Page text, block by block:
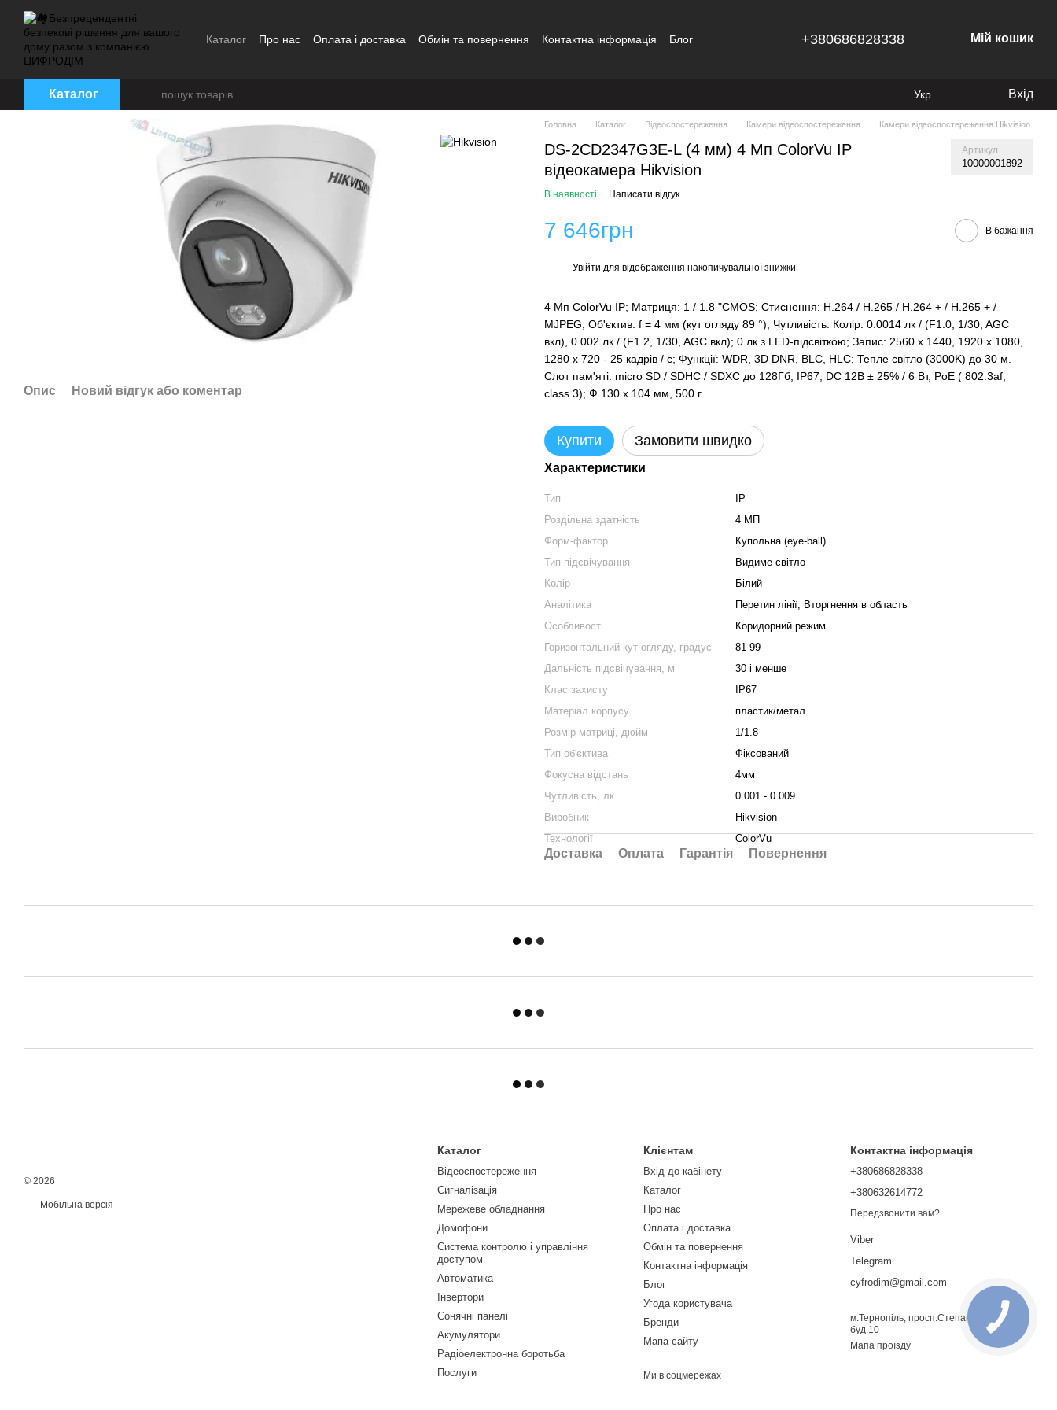
Перейти до основного контенту
Каталог Про нас Оплата і доставка Обмін та повернення Контактна інформація
Блог
+380686828338 Мій кошик
Каталог Укр Вхід
Опис Новий відгук або коментар
Головна Каталог Відеоспостереження Камери відеоспостереження Камери відеоспостереження Hikvision
DS-2CD2347G3E-L (4 мм) 4 Мп ColorVu IP
відеокамера Hikvision
Артикул
10000001892
В наявності Написати відгук
7 646грн В бажання
Увійти для відображення накопичувальної знижки
4 Мп ColorVu IP; Матриця: 1 / 1.8 "CMOS; Стиснення: H.264 / Н.265 / H.264 + / Н.265 + /
MJPEG; Об'єктив: f = 4 мм (кут огляду 89 °); Чутливість: Колір: 0.0014 лк / (F1.0, 1/30, AGC
вкл), 0.002 лк / (F1.2, 1/30, AGC вкл); 0 лк з LED-підсвіткою; Запис: 2560 х 1440, 1920 x 1080,
1280 х 720 - 25 кадрів / с; Функції: WDR, 3D DNR, BLC, HLC; Тепле світло (3000K) до 30 м.
Слот пам'яті: micro SD / SDHC / SDXC до 128Гб; IP67; DC 12В ± 25% / 6 Вт, PoE ( 802.3af,
class 3); Ф 130 х 104 мм, 500 г
Купити Замовити швидко
Характеристики
Тип
IP
Роздільна здатність
4 МП
Форм-фактор
Купольна (eye-ball)
Тип підсвічування
Видиме світло
Колір
Білий
Аналітика
Перетин лінії, Вторгнення в область
Особливості
Коридорний режим
Горизонтальний кут огляду, градус
81-99
Дальність підсвічування, м
30 і менше
Клас захисту
IP67
Матеріал корпусу
пластик/метал
Розмір матриці, дюйм
1/1.8
Тип об'єктива
Фіксований
Фокусна відстань
4мм
Чутливість, лк
0.001 - 0.009
Виробник
Hikvision
Технології
ColorVu
Доставка Оплата Гарантія Повернення
© 2026
Мобільна версія
Каталог
Відеоспостереження
Сигналізація
Мережеве обладнання
Домофони
Система контролю і управління
доступом
Автоматика
Інвертори
Сонячні панелі
Акумулятори
Радіоелектронна боротьба
Послуги
Клієнтам
Вхід до кабінету
Каталог
Про нас
Оплата і доставка
Обмін та повернення
Контактна інформація
Блог
Угода користувача
Бренди
Мапа сайту
Ми в соцмережах
Контактна інформація
+380686828338
+380632614772
Передзвонити вам?
Viber
Telegram
cyfrodim@gmail.com
м.Тернопіль, просп.Степана Бандери
буд.10
Мапа проїзду